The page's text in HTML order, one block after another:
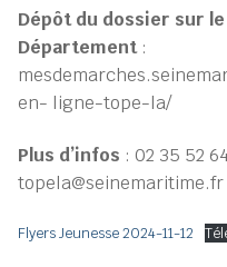
Dépôt du dossier sur
Département:
en- ligne-tope-la/
Plus d’infos : 02 35 52
topela@seinemaritime.fr
Flyers Jeunesse 2024-11-12